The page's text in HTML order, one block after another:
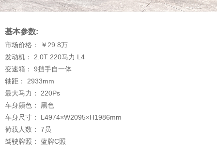
基本参数:
市场价格： ￥29.8万
发动机：
2.0T 220马力 L4
变速箱：
9挡手自一体
轴距：
2933mm
最大马力：
220Ps
车身颜色：
黑色
车身尺寸：
L4974×W2095×H1986mm
荷载人数：
7员
驾驶牌照：
蓝牌C照